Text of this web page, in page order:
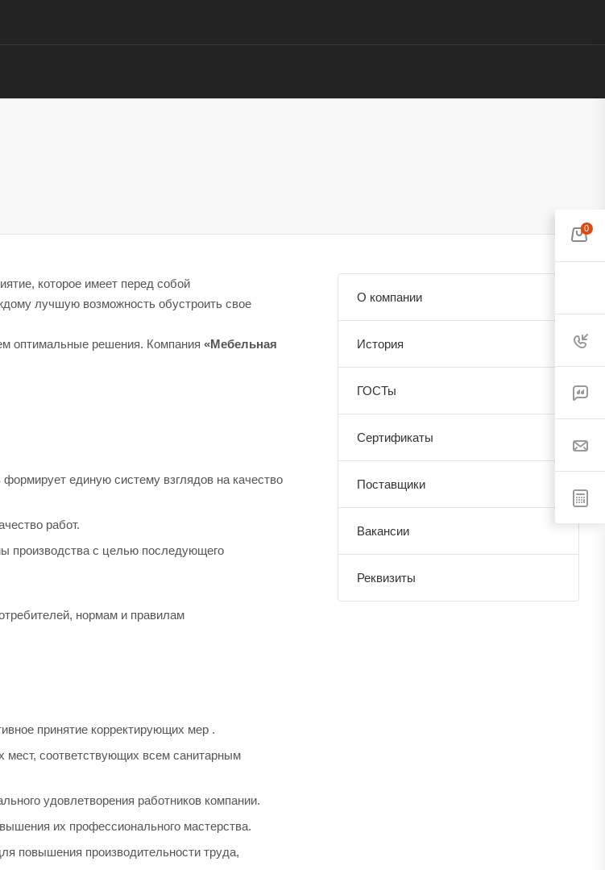
которое имеет перед собой
лучшую возможность обустроить свое
оптимальные решения. Компания «Мебельная
единую систему взглядов на качество
работ.
производства с целью последующего
нормам и правилам
принятие корректирующих мер .
мест, соответствующих всем санитарным
удовлетворения работников компании.
их профессионального мастерства.
повышения производительности труда,
О компании
История
ГОСТы
Сертификаты
Поставщики
Вакансии
Реквизиты
0